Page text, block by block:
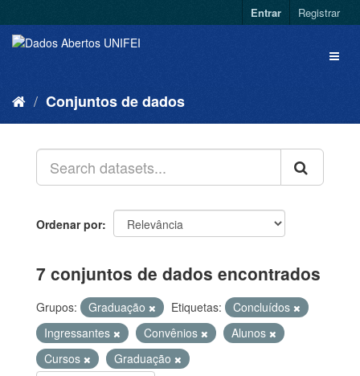
Entrar Registrar
Conjuntos de dados
Ordenar por
7 conjuntos de dados encontrados
Grupos: Graduação Etiquetas:
Concluídos
Ingressantes
Convênios
Alunos
Cursos
Graduação